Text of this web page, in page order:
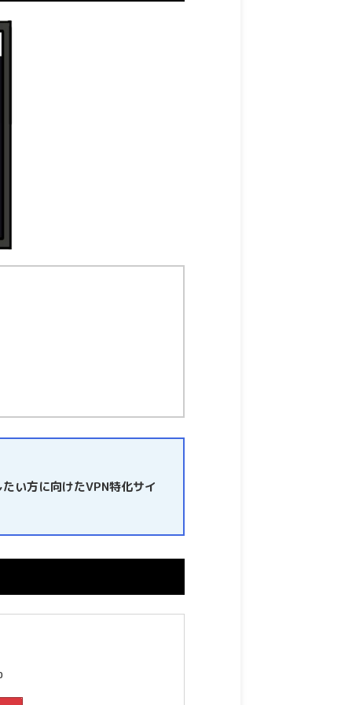
い方に向けたVPN特化サイ